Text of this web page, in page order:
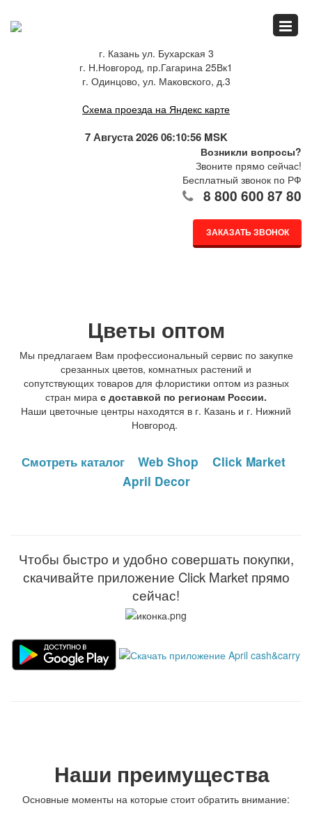
г. Казань ул. Бухарская 3
г. Н.Новгород, пр.Гагарина 25Вк1
г. Одинцово, ул. Маковского, д.3
Cхема проезда на Яндекс карте
7 Августа 2026 06:10:56 MSK
Возникли вопросы?
Звоните прямо сейчас!
Бесплатный звонок по РФ
8 800 600 87 80
ЗАКАЗАТЬ ЗВОНОК
Спец.предложения
Как купить
Грузоперевозки
Контакты
Цветы оптом
Мы предлагаем Вам профессиональный сервис по закупке
срезанных цветов, комнатных растений и
сопутствующих товаров для флористики оптом из разных
стран мира с доставкой по регионам России.
Наши цветочные центры находятся в г. Казань и г. Нижний
Новгород.
Смотреть каталог Web Shop
Click Market
April Decor
Чтобы быстро и удобно совершать покупки,
скачивайте приложение Click Market прямо
сейчас!
Наши преимущества
Основные моменты на которые стоит обратить внимание: